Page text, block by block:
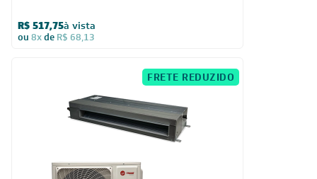
R$ 517,75à vista
ou 8xde R$ 68,13
FRETE REDUZIDO